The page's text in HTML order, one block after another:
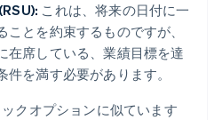
これは、将来の日付に一
とを約束するものですが、
在席している、業績目標を達
を満す必要があります。
クオプションに似ています